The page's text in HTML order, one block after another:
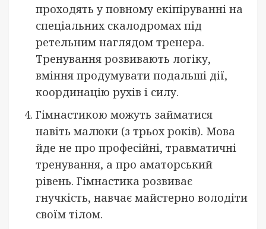
проходять у повному екіпіруванні на
спеціальних скалодромах під
ретельним наглядом тренера.
Тренування розвивають логіку,
вміння продумувати подальші дії,
координацію рухів і силу.
Гімнастикою можуть займатися
навіть малюки (з трьох років). Мова
йде не про професійні, травматичні
тренування, а про аматорський
рівень. Гімнастика розвиває
гнучкість, навчає майстерно володіти
своїм тілом.